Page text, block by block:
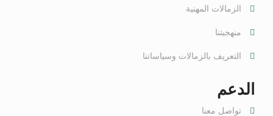
الزمالات المهنية
منهجيتنا
التعريف بالزمالات وسياساتنا
الدعم
تواصل معنا